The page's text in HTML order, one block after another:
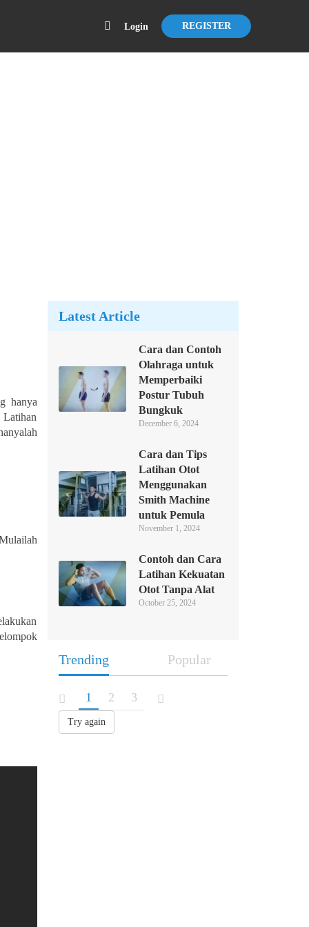
Login REGISTER
hanya
Latihan
Latest Article
Cara dan Contoh
Olahraga untuk
Memperbaiki
Postur Tubuh
Bungkuk
December 6, 2024
Cara dan Tips
Latihan Otot
Menggunakan
Smith Machine
untuk Pemula
November 1, 2024
Contoh dan Cara
Latihan Kekuatan
Otot Tanpa Alat
October 25, 2024
Trending Popular
1 2 3
Try again